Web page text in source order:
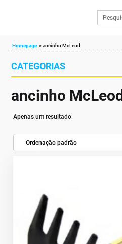
Homepage »ancinho McLeod
CATEGORIAS
ancinho McLeod
Apenas um resultado